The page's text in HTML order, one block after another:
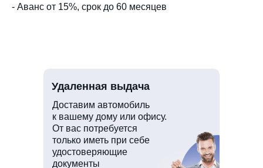
- Аванс от 15%, срок до 60 месяцев
Доставим автомобиль
к вашему дому или офису.
От вас потребуется
только иметь при себе
удостоверяющие
документы
Удаленная выдача